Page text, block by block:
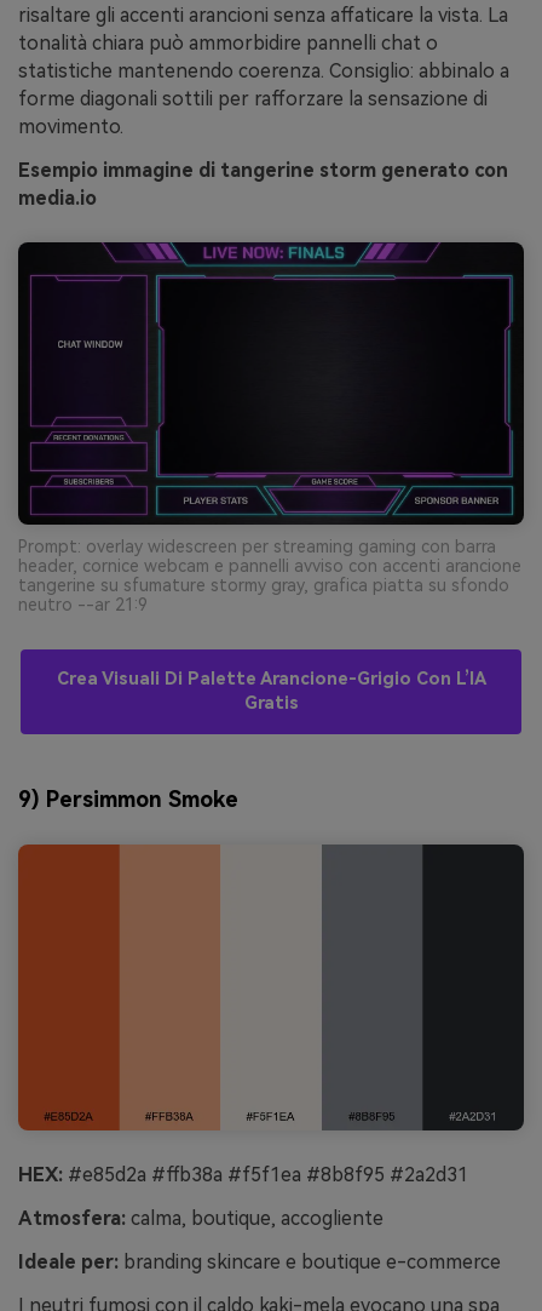
risaltare gli accenti arancioni senza affaticare la vista. La
tonalità chiara può ammorbidire pannelli chat o
statistiche mantenendo coerenza. Consiglio: abbinalo a
forme diagonali sottili per rafforzare la sensazione di
movimento.
Esempio immagine di tangerine storm generato con
media.io
Prompt: overlay widescreen per streaming gaming con barra
header, cornice webcam e pannelli avviso con accenti arancione
tangerine su sfumature stormy gray, grafica piatta su sfondo
neutro --ar 21:9
Crea Visuali Di Palette Arancione-Grigio Con L’IA
Gratis
9) Persimmon Smoke
HEX: #e85d2a #ffb38a #f5f1ea #8b8f95 #2a2d31
Atmosfera: calma, boutique, accogliente
Ideale per: branding skincare e boutique e-commerce
I neutri fumosi con il caldo kaki-mela evocano una spa